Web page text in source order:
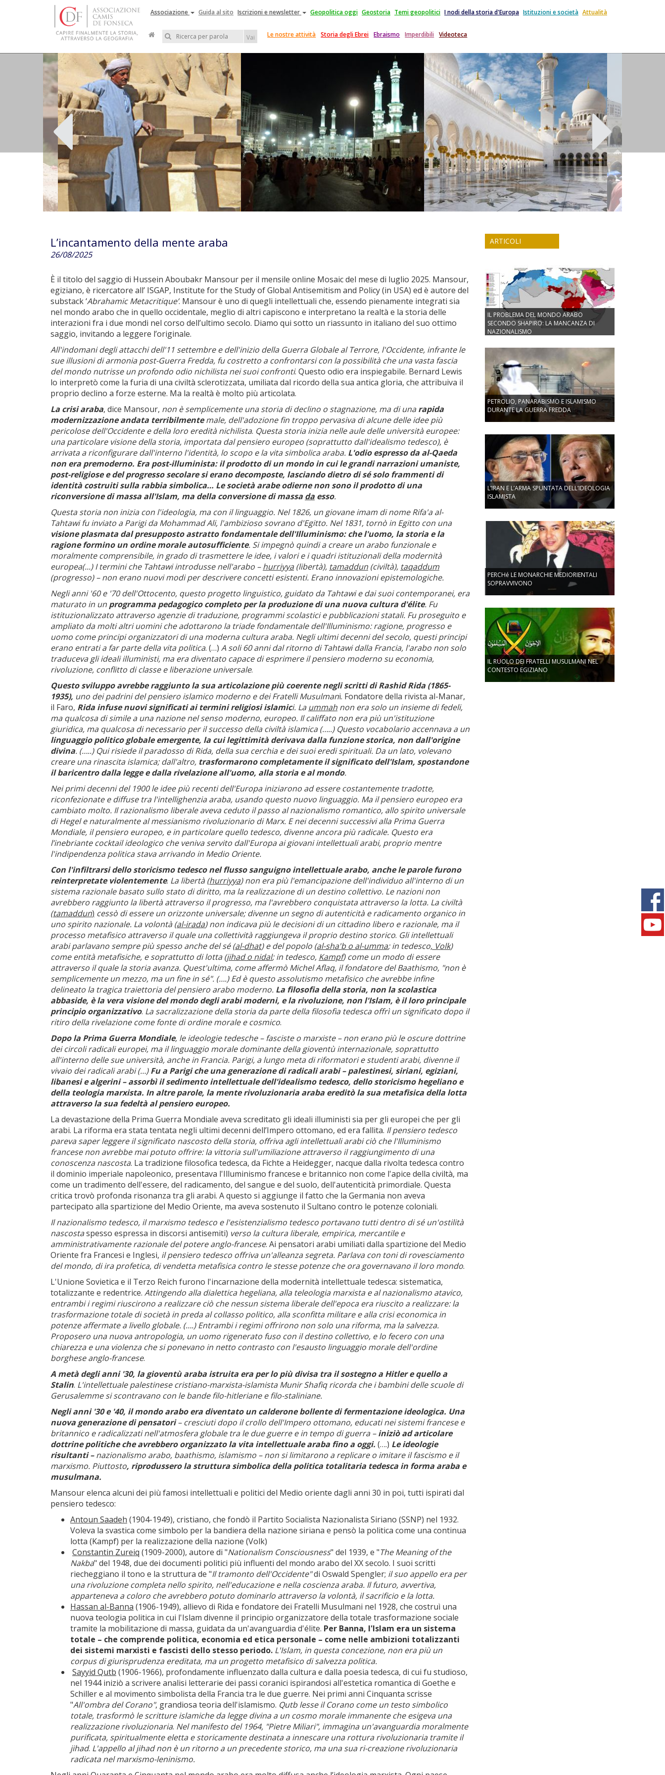
Associazione Guida al sito Iscrizioni e newsletter Geopolitica oggi Geostoria Temi geopolitici I nodi della storia d'Europa Istituzioni e società Attualità
Vai Le nostre attività Storia degli Ebrei Ebraismo Imperdibili Videoteca
L’incantamento della mente araba
26/08/2025
È il titolo del saggio di Hussein Aboubakr Mansour per il mensile online Mosaic del mese di luglio 2025. Mansour,
egiziano, è ricercatore all’ ISGAP, Institute for the Study of Global Antisemitism and Policy (in USA) ed è autore del
substack ‘Abrahamic Metacritique’. Mansour è uno di quegli intellettuali che, essendo pienamente integrati sia
nel mondo arabo che in quello occidentale, meglio di altri capiscono e interpretano la realtà e la storia delle
interazioni fra i due mondi nel corso dell’ultimo secolo. Diamo qui sotto un riassunto in italiano del suo ottimo
saggio, invitando a leggere l’originale.
All'indomani degli attacchi dell'11 settembre e dell'inizio della Guerra Globale al Terrore, l'Occidente, infrante le
sue illusioni di armonia post-Guerra Fredda, fu costretto a confrontarsi con la possibilità che una vasta fascia
del mondo nutrisse un profondo odio nichilista nei suoi confronti. Questo odio era inspiegabile. Bernard Lewis
lo interpretò come la furia di una civiltà sclerotizzata, umiliata dal ricordo della sua antica gloria, che attribuiva il
proprio declino a forze esterne. Ma la realtà è molto più articolata.
La crisi araba, dice Mansour, non è semplicemente una storia di declino o stagnazione, ma di unarapida
modernizzazione andata terribilmentemale, dell'adozione fin troppo pervasiva di alcune delle idee più
pericolose dell'Occidente e della loro eredità nichilista. Questa storia inizia nelle aule delle università europee:
una particolare visione della storia, importata dal pensiero europeo (soprattutto dall'idealismo tedesco), è
arrivata a riconfigurare dall'interno l'identità, lo scopo e la vita simbolica araba. L'odio espresso da al-Qaeda
non era premoderno. Era post-illuminista: il prodotto di un mondo in cui le grandi narrazioni umaniste,
post-religiose e del progresso secolare si erano decomposte, lasciando dietro di sé solo frammenti di
identità costruiti sulla rabbia simbolica… Le società arabe odierne non sono il prodotto di una
riconversione di massa all'Islam, ma della conversione di massa da esso.
Questa storia non inizia con l'ideologia, ma con il linguaggio. Nel 1826, un giovane imam di nome Rifa'a al-
Tahtawi fu inviato a Parigi da Mohammad Ali, l'ambizioso sovrano d'Egitto. Nel 1831, tornò in Egitto con una
visione plasmata dal presupposto astratto fondamentale dell'Illuminismo: che l'uomo, la storia e la
ragione formino un ordine morale autosufficiente. Si impegnò quindi a creare un arabo funzionale e
moralmente comprensibile, in grado di trasmettere le idee, i valori e i quadri istituzionali della modernità
europea(...) I termini che Tahtawi introdusse nell'arabo –hurriyya(libertà), tamaddun (civiltà), taqaddum
(progresso) – non erano nuovi modi per descrivere concetti esistenti. Erano innovazioni epistemologiche.
Negli anni '60 e '70 dell'Ottocento, questo progetto linguistico, guidato da Tahtawi e dai suoi contemporanei, era
maturato in un programma pedagogico completo per la produzione di una nuova cultura d'élite. Fu
istituzionalizzato attraverso agenzie di traduzione, programmi scolastici e pubblicazioni statali. Fu proseguito e
ampliato da molti altri uomini che adottarono la triade fondamentale dell'Illuminismo: ragione, progresso e
uomo come principi organizzatori di una moderna cultura araba. Negli ultimi decenni del secolo, questi principi
erano entrati a far parte della vita politica. (…) A soli 60 anni dal ritorno di Tahtawi dalla Francia, l'arabo non solo
traduceva gli ideali illuministi, ma era diventato capace di esprimere il pensiero moderno su economia,
rivoluzione, conflitto di classe e liberazione universale.
Questo sviluppo avrebbe raggiunto la sua articolazione più coerente negli scritti di Rashid Rida (1865-
1935), uno dei padrini del pensiero islamico moderno e dei Fratelli Musulmani. Fondatore della rivista al-Manar,
il Faro, Rida infuse nuovi significati ai termini religiosi islamici. La ummah non era solo un insieme di fedeli,
ma qualcosa di simile a una nazione nel senso moderno, europeo. Il califfato non era più un'istituzione
giuridica, ma qualcosa di necessario per il successo della civiltà islamica (…..) Questo vocabolario accennava a un
linguaggio politico globale emergente, la cui legittimità derivava dalla funzione storica, non dall'origine
divina. (…..) Qui risiede il paradosso di Rida, della sua cerchia e dei suoi eredi spirituali. Da un lato, volevano
creare una rinascita islamica; dall'altro, trasformarono completamente il significato dell'Islam, spostandone
il baricentro dalla legge e dalla rivelazione all'uomo, alla storia e al mondo.
Nei primi decenni del 1900 le idee più recenti dell'Europa iniziarono ad essere costantemente tradotte,
riconfezionate e diffuse tra l'intellighenzia araba, usando questo nuovo linguaggio. Ma il pensiero europeo era
cambiato molto. Il razionalismo liberale aveva ceduto il passo al nazionalismo romantico, allo spirito universale
di Hegel e naturalmente al messianismo rivoluzionario di Marx. E nei decenni successivi alla Prima Guerra
Mondiale, il pensiero europeo, e in particolare quello tedesco, divenne ancora più radicale. Questo era
l’inebriante cocktail ideologico che veniva servito dall'Europa ai giovani intellettuali arabi, proprio mentre
l'indipendenza politica stava arrivando in Medio Oriente.
Con l'infiltrarsi dello storicismo tedesco nel flusso sanguigno intellettuale arabo, anche le parole furono
reinterpretate violentemente. La libertà(hurriyya) non era più l'emancipazione dell'individuo all'interno di un
sistema razionale basato sullo stato di diritto, ma la realizzazione di un destino collettivo. Le nazioni non
avrebbero raggiunto la libertà attraverso il progresso, ma l'avrebbero conquistata attraverso la lotta. La civiltà
(tamaddun) cessò di essere un orizzonte universale; divenne un segno di autenticità e radicamento organico in
uno spirito nazionale. La volontà(al-irada) non indicava più le decisioni di un cittadino libero e razionale, ma il
processo metafisico attraverso il quale una collettività raggiungeva il proprio destino storico. Gli intellettuali
arabi parlavano sempre più spesso anche del sé(al-dhat) e del popolo (al-sha'b o al-umma; in tedesco, Volk)
come entità metafisiche, e soprattutto di lotta(jihad o nidal; in tedesco, Kampf) come un modo di essere
attraverso il quale la storia avanza. Quest'ultima, come affermò Michel Aflaq, il fondatore del Baathismo, "non è
semplicemente un mezzo, ma un fine in sé". (….) Ed è questo assolutismo metafisico che avrebbe infine
delineato la tragica traiettoria del pensiero arabo moderno. La filosofia della storia, non la scolastica
abbaside, è la vera visione del mondo degli arabi moderni, e la rivoluzione, non l'Islam, è il loro principale
principio organizzativo. La sacralizzazione della storia da parte della filosofia tedesca offrì un significato dopo il
ritiro della rivelazione come fonte di ordine morale e cosmico.
Dopo la Prima Guerra Mondiale, le ideologie tedesche – fasciste o marxiste – non erano più le oscure dottrine
dei circoli radicali europei, ma il linguaggio morale dominante della gioventù internazionale, soprattutto
all'interno delle sue università, anche in Francia. Parigi, a lungo meta di riformatori e studenti arabi, divenne il
vivaio dei radicali arabi (…) Fu a Parigi che una generazione di radicali arabi – palestinesi, siriani, egiziani,
libanesi e algerini – assorbì il sedimento intellettuale dell'idealismo tedesco, dello storicismo hegeliano e
della teologia marxista. In altre parole, la mente rivoluzionaria araba ereditò la sua metafisica della lotta
attraverso la sua fedeltà al pensiero europeo.
La devastazione della Prima Guerra Mondiale aveva screditato gli ideali illuministi sia per gli europei che per gli
arabi. La riforma era stata tentata negli ultimi decenni dell’Impero ottomano, ed era fallita. Il pensiero tedesco
pareva saper leggere il significato nascosto della storia, offriva agli intellettuali arabi ciò che l'Illuminismo
francese non avrebbe mai potuto offrire: la vittoria sull'umiliazione attraverso il raggiungimento di una
conoscenza nascosta. La tradizione filosofica tedesca, da Fichte a Heidegger, nacque dalla rivolta tedesca contro
il dominio imperiale napoleonico, presentava l'Illuminismo francese e britannico non come l'apice della civiltà, ma
come un tradimento dell'essere, del radicamento, del sangue e del suolo, dell'autenticità primordiale. Questa
critica trovò profonda risonanza tra gli arabi. A questo si aggiunge il fatto che la Germania non aveva
partecipato alla spartizione del Medio Oriente, ma aveva sostenuto il Sultano contro le potenze coloniali.
Il nazionalismo tedesco, il marxismo tedesco e l'esistenzialismo tedesco portavano tutti dentro di sé un'ostilità
nascostaspesso espressa in discorsi antisemiti) verso la cultura liberale, empirica, mercantile e
amministrativamente razionale del potere anglo-francese. Ai pensatori arabi umiliati dalla spartizione del Medio
Oriente fra Francesi e Inglesi, il pensiero tedesco offriva un'alleanza segreta. Parlava con toni di rovesciamento
del mondo, di ira profetica, di vendetta metafisica contro le stesse potenze che ora governavano il loro mondo.
L'Unione Sovietica e il Terzo Reich furono l'incarnazione della modernità intellettuale tedesca: sistematica,
totalizzante e redentrice. Attingendo alla dialettica hegeliana, alla teleologia marxista e al nazionalismo atavico,
entrambi i regimi riuscirono a realizzare ciò che nessun sistema liberale dell'epoca era riuscito a realizzare: la
trasformazione totale di società in preda al collasso politico, alla sconfitta militare e alla crisi economica in
potenze affermate a livello globale. (….) Entrambi i regimi offrirono non solo una riforma, ma la salvezza.
Proposero una nuova antropologia, un uomo rigenerato fuso con il destino collettivo, e lo fecero con una
chiarezza e una violenza che si ponevano in netto contrasto con l'esausto linguaggio morale dell'ordine
borghese anglo-francese.
A metà degli anni '30, la gioventù araba istruita era per lo più divisa tra il sostegno a Hitler e quello a
Stalin. L'intellettuale palestinese cristiano-marxista-islamista Munir Shafiq ricorda che i bambini delle scuole di
Gerusalemme si scontravano con le bande filo-hitleriane e filo-staliniane.
Negli anni '30 e '40, il mondo arabo era diventato un calderone bollente di fermentazione ideologica. Una
nuova generazione di pensatori– cresciuti dopo il crollo dell'Impero ottomano, educati nei sistemi francese e
britannico e radicalizzati nell'atmosfera globale tra le due guerre e in tempo di guerra –iniziò ad articolare
dottrine politiche che avrebbero organizzato la vita intellettuale araba fino a oggi. (….) Le ideologie
risultanti –nazionalismo arabo, baathismo, islamismo – non si limitarono a replicare o imitare il fascismo e il
marxismo. Piuttosto, riprodussero la struttura simbolica della politica totalitaria tedesca in forma araba e
musulmana.
Mansour elenca alcuni dei più famosi intellettuali e politici del Medio oriente dagli anni 30 in poi, tutti ispirati dal
pensiero tedesco:
Antoun Saadeh (1904-1949), cristiano, che fondò il Partito Socialista Nazionalista Siriano (SSNP) nel 1932.
Voleva la svastica come simbolo per la bandiera della nazione siriana e pensò la politica come una continua
lotta (Kampf) per la realizzazione della nazione (Volk)
Constantin Zureiq (1909-2000), autore di "Nationalism Consciousness" del 1939, e "The Meaning of the
Nakba" del 1948, due dei documenti politici più influenti del mondo arabo del XX secolo. I suoi scritti
riecheggiano il tono e la struttura de "Il tramonto dell'Occidente"di Oswald Spengler; il suo appello era per
una rivoluzione completa nello spirito, nell'educazione e nella coscienza araba. Il futuro, avvertiva,
apparteneva a coloro che avrebbero potuto dominarlo attraverso la volontà, il sacrificio e la lotta.
Hassan al-Banna (1906-1949), allievo di Rida e fondatore dei Fratelli Musulmani nel 1928, che costruì una
nuova teologia politica in cui l'Islam divenne il principio organizzatore della totale trasformazione sociale
tramite la mobilitazione di massa, guidata da un'avanguardia d'élite. Per Banna, l'Islam era un sistema
totale – che comprende politica, economia ed etica personale – come nelle ambizioni totalizzanti
dei sistemi marxisti e fascisti dello stesso periodo. L'Islam, in questa concezione, non era più un
corpus di giurisprudenza ereditata, ma un progetto metafisico di salvezza politica.
Sayyid Qutb (1906-1966), profondamente influenzato dalla cultura e dalla poesia tedesca, di cui fu studioso,
nel 1944 iniziò a scrivere analisi letterarie dei passi coranici ispirandosi all'estetica romantica di Goethe e
Schiller e al movimento simbolista della Francia tra le due guerre. Nei primi anni Cinquanta scrisse
"All'ombra del Corano", grandiosa teoria dell'islamismo. Qutb lesse il Corano come un testo simbolico
totale, trasformò le scritture islamiche da legge divina a un cosmo morale immanente che esigeva una
realizzazione rivoluzionaria. Nel manifesto del 1964, "Pietre Miliari", immagina un'avanguardia moralmente
purificata, spiritualmente eletta e storicamente destinata a innescare una rottura rivoluzionaria tramite il
jihad. L'appello al jihad non è un ritorno a un precedente storico, ma una sua ri-creazione rivoluzionaria
radicata nel marxismo-leninismo.
ARTICOLI
IL PROBLEMA DEL MONDO ARABO
SECONDO SHAPIRO: LA MANCANZA DI
NAZIONALISMO
PETROLIO, PANARABISMO E ISLAMISMO
DURANTE LA GUERRA FREDDA
L’IRAN E L’ARMA SPUNTATA DELL’IDEOLOGIA
ISLAMISTA
PERCHé LE MONARCHIE MEDIORIENTALI
SOPRAVVIVONO
IL RUOLO DEI FRATELLI MUSULMANI NEL
CONTESTO EGIZIANO